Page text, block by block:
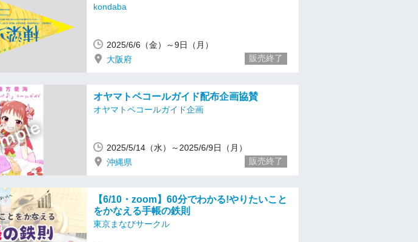
kondaba
2025/6/6（金）～9日（月）
大阪府
販売終了
オヤマトペコールガイド配布企画協賛
オヤマトペコールガイド企画
2025/5/14（水）～2025/6/9日（月）
沖縄県
販売終了
【6/10・zoom】60分でわかる!やりたいこと
をかなえる手帳の鉄則
東京まなびサークル